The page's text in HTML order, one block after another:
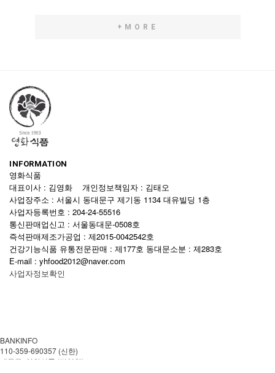
+MORE
INFORMATION
영화식품
대표이사 : 김영화 개인정보책임자 : 김태오
사업장주소 : 서울시 동대문구 제기동 1134 대유빌딩 1층
사업자등록번호 : 204-24-55516
통신판매업신고 : 서울동대문-0508호
즉석판매제조가공업 : 제2015-0042542호
건강기능식품 유통전문판매 : 제177호 동대문소분 : 제283호
E-mail : yhfood2012@naver.com
사업자정보확인
BANKINFO
110-359-690357 (신한)
예금주: 영화식품 (김영화)